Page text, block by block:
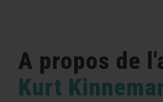
A propos de
Kurt